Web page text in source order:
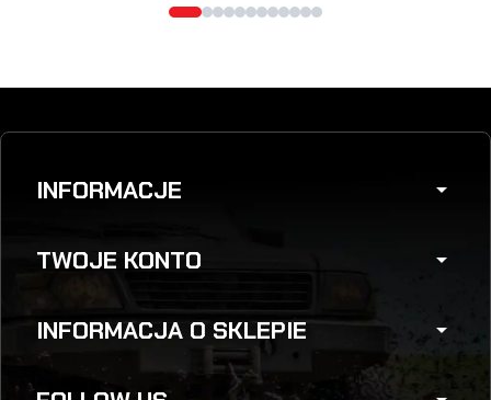
INFORMACJE arrow_drop_down
TWOJE KONTO arrow_drop_down
INFORMACJA O SKLEPIE arrow_drop_down